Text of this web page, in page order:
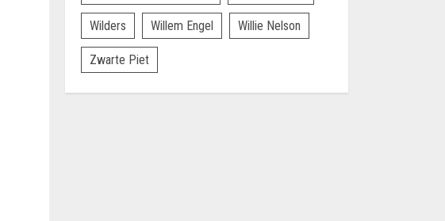
Wilders Willem Engel Willie Nelson
Zwarte Piet